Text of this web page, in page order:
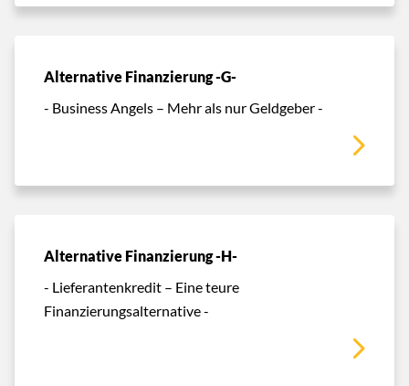
Alternative Finanzierung -G-
- Business Angels – Mehr als nur Geldgeber -
Alternative Finanzierung -H-
- Lieferantenkredit – Eine teure
Finanzierungsalternative -